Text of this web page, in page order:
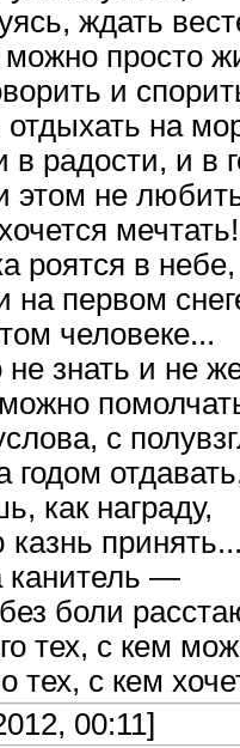
ждать
можно просто
и
на
радости, и в
этом не
мечтать!
роятся в небе,
на первом
человеке...
знать и не
с
годом
как награду,
канитель —
боли
тех, с кем
тех, с кем
00:11]